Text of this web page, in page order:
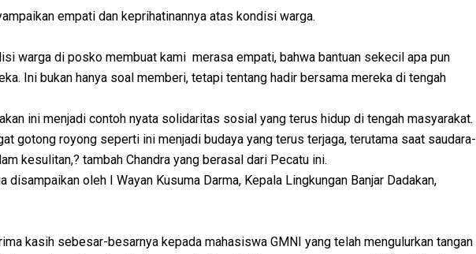
empati dan keprihatinannya atas kondisi warga.
warga di posko membuat kami merasa empati, bahwa bantuan sekecil apa pun
Ini bukan hanya soal memberi, tetapi tentang hadir bersama mereka di tengah
ini menjadi contoh nyata solidaritas sosial yang terus hidup di tengah masyarakat.
gotong royong seperti ini menjadi budaya yang terus terjaga, terutama saat saudara-
kesulitan,? tambah Chandra yang berasal dari Pecatu ini.
disampaikan oleh I Wayan Kusuma Darma, Kepala Lingkungan Banjar Dadakan,
kasih sebesar-besarnya kepada mahasiswa GMNI yang telah mengulurkan tangan